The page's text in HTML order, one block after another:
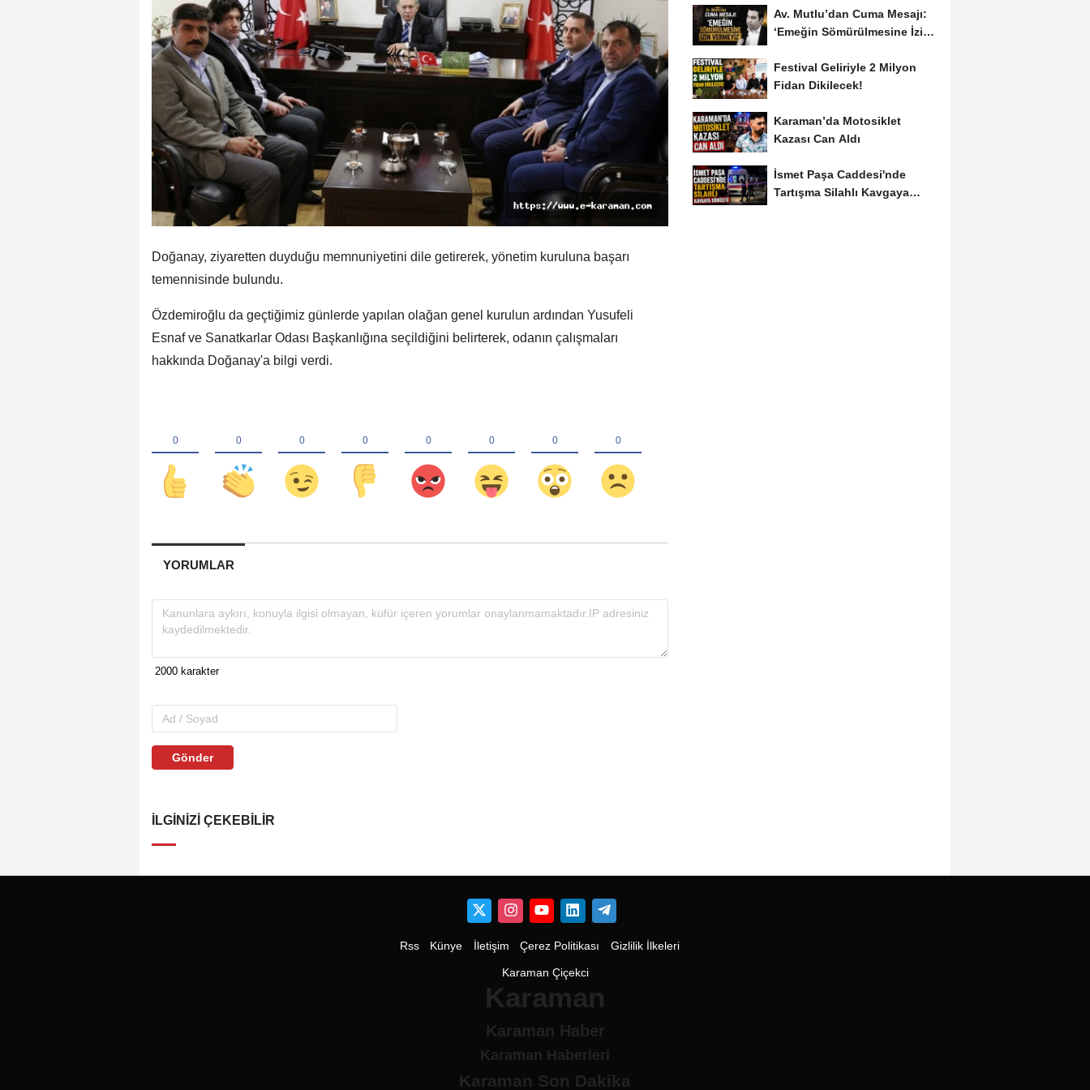
Doğanay, ziyaretten duyduğu memnuniyetini dile getirerek, yönetim kuruluna başarı
temennisinde bulundu.
Özdemiroğlu da geçtiğimiz günlerde yapılan olağan genel kurulun ardından Yusufeli
Esnaf ve Sanatkarlar Odası Başkanlığına seçildiğini belirterek, odanın çalışmaları
hakkında Doğanay'a bilgi verdi.
YORUMLAR
Gönder
İLGINIZI ÇEKEBILIR
Av. Mutlu’dan Cuma Mesajı:
‘Emeğin Sömürülmesine İzin
Festival Geliriyle 2 Milyon
Fidan Dikilecek!
Karaman’da Motosiklet
Kazası Can Aldı
İsmet Paşa Caddesi'nde
Tartışma Silahlı Kavgaya
Rss Künye İletişim Çerez Politikası Gizlilik İlkeleri
Karaman Çiçekci
Karaman
Karaman Haber
Karaman Haberleri
Karaman Son Dakika